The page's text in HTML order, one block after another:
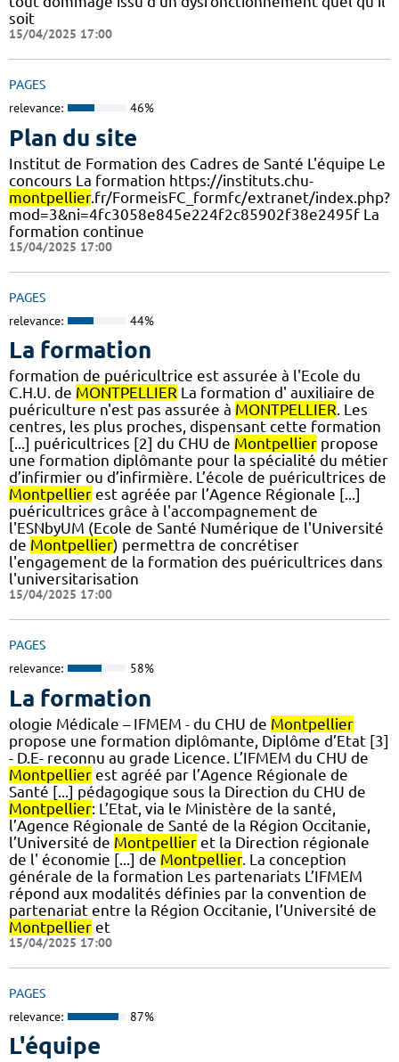
soit
15/04/2025 17:00
PAGES
relevance: 46%
Plan du site
Institut de Formation des Cadres de Santé L'équipe Le
concours La formation https://instituts.chu-
montpellier.fr/FormeisFC_formfc/extranet/index.php?
mod=3&ni=4fc3058e845e224f2c85902f38e2495f La
formation continue
15/04/2025 17:00
PAGES
relevance: 44%
La formation
formation de puéricultrice est assurée à l'Ecole du
C.H.U. de MONTPELLIER La formation d' auxiliaire de
puériculture n'est pas assurée à MONTPELLIER. Les
centres, les plus proches, dispensant cette formation
[...] puéricultrices [2] du CHU de Montpellier propose
une formation diplômante pour la spécialité du métier
d’infirmier ou d’infirmière. L’école de puéricultrices de
Montpellier est agréée par l’Agence Régionale [...]
puéricultrices grâce à l'accompagnement de
l'ESNbyUM (Ecole de Santé Numérique de l'Université
de Montpellier) permettra de concrétiser
l'engagement de la formation des puéricultrices dans
l'universitarisation
15/04/2025 17:00
PAGES
relevance: 58%
La formation
ologie Médicale – IFMEM - du CHU de Montpellier
propose une formation diplômante, Diplôme d’Etat [3]
- D.E- reconnu au grade Licence. L’IFMEM du CHU de
Montpellier est agréé par l’Agence Régionale de
Santé [...] pédagogique sous la Direction du CHU de
Montpellier: L’Etat, via le Ministère de la santé,
l’Agence Régionale de Santé de la Région Occitanie,
l’Université de Montpellier et la Direction régionale
de l' économie [...] de Montpellier. La conception
générale de la formation Les partenariats L’IFMEM
répond aux modalités définies par la convention de
partenariat entre la Région Occitanie, l’Université de
Montpellier et
15/04/2025 17:00
PAGES
relevance: 87%
L'équipe